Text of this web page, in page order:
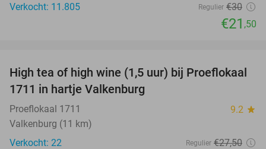
Verkocht: 11.805
Regulier €30
€21 ,50
36%
High tea of high wine (1,5 uur) bij Proeflokaal
1711 in hartje Valkenburg
Proeflokaal 1711 9.2 star
Valkenburg (11 km)
Verkocht: 22
Regulier €27,50